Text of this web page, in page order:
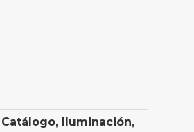
Catálogo, Iluminación,